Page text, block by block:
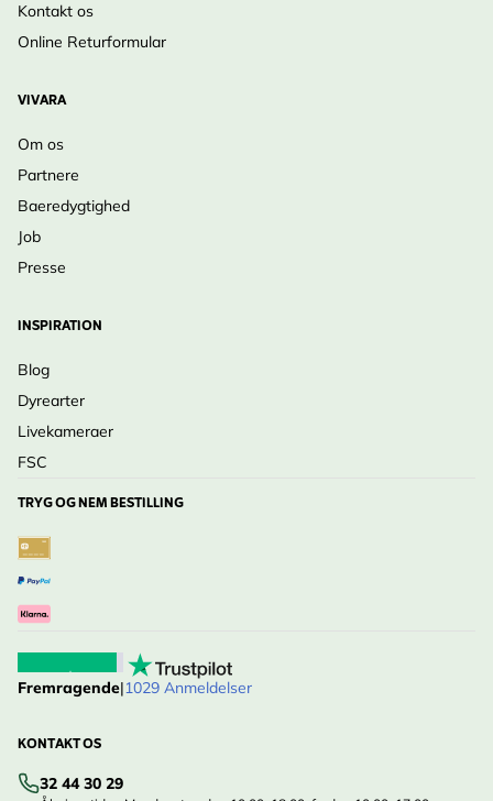
Kontakt os
Online Returformular
VIVARA
Om os
Partnere
Baeredygtighed
Job
Presse
INSPIRATION
Blog
Dyrearter
Livekameraer
FSC
TRYG OG NEM BESTILLING
Fremragende|1029 Anmeldelser
KONTAKT OS
32 44 30 29